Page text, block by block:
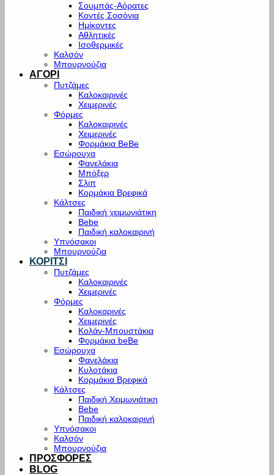
Σουμπάς-Αόρατες
Κοντές Σοσόνια
Ημίκοντες
Αθλητικές
Ισοθερμικές
Καλσόν
Μπουρνούζια
ΑΓΟΡΙ
Πυτζάμες
Καλοκαιρινές
Χειμερινές
Φόρμες
Καλοκαιρινές
Χειμερινές
Φορμάκια BeBe
Εσώρουχα
Φανελάκια
Μπόξερ
Σλιπ
Κορμάκια Βρεφικά
Κάλτσες
Παιδική χειμωνιάτικη
Bebe
Παιδική καλοκαιρινή
Υπνόσακοι
Μπουρνούζια
ΚΟΡΙΤΣΙ
Πυτζάμες
Καλοκαιρινές
Χειμερινές
Φόρμες
Καλοκαρινές
Χειμερινές
Κολάν-Μπουστάκια
Φορμάκια beBe
Εσώρουχα
Φανελάκια
Κυλοτάκια
Κορμάκια Βρεφικά
Κάλτσες
Παιδική Χειμωνιάτικη
Bebe
Παιδική καλοκαιρινή
Υπνόσακοι
Καλσόν
Μπουρνούζια
ΠΡΟΣΦΟΡΕΣ
BLOG